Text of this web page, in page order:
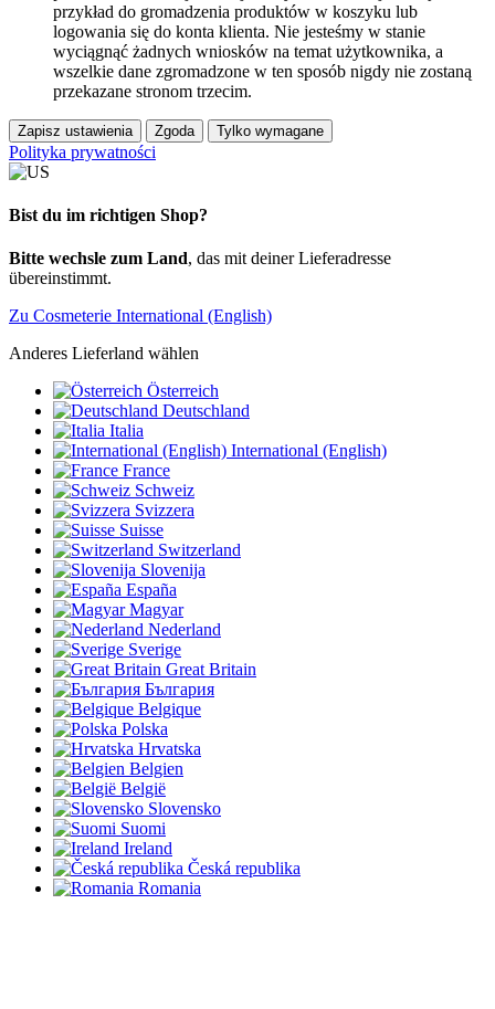
przykład do gromadzenia produktów w koszyku lub
logowania się do konta klienta. Nie jesteśmy w stanie
wyciągnąć żadnych wniosków na temat użytkownika, a
wszelkie dane zgromadzone w ten sposób nigdy nie zostaną
przekazane stronom trzecim.
Zapisz ustawienia Zgoda Tylko wymagane
Polityka prywatności
Bist du im richtigen Shop?
Bitte wechsle zum Land, das mit deiner Lieferadresse
übereinstimmt.
Zu Cosmeterie International (English)
Anderes Lieferland wählen
Österreich
Deutschland
Italia
International (English)
France
Schweiz
Svizzera
Suisse
Switzerland
Slovenija
España
Magyar
Nederland
Sverige
Great Britain
България
Belgique
Polska
Hrvatska
Belgien
België
Slovensko
Suomi
Ireland
Česká republika
Romania